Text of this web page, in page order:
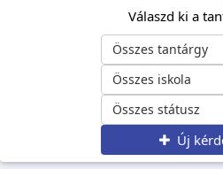
Válaszd ki a
Összes tantárgy
Összes iskola
Összes státusz
Új